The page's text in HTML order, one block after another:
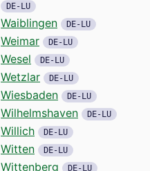
DE-LU
Waiblingen DE-LU
Weimar DE-LU
Wesel DE-LU
Wetzlar DE-LU
Wiesbaden DE-LU
Wilhelmshaven DE-LU
Willich DE-LU
Witten DE-LU
Wittenberg DE-LU